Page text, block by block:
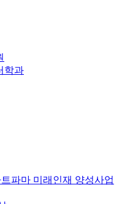
학과
파마 미래인재 양성사업